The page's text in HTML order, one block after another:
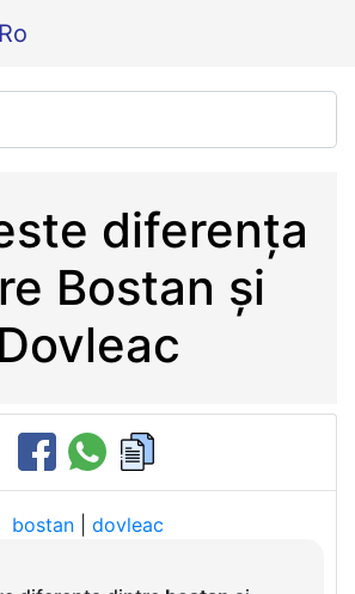
diferența
Bostan și
Dovleac
bostan| dovleac